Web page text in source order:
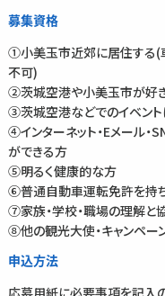
募集資格
①小美玉市近郊に居住する(
不可)
②茨城空港や小美玉市が好
③茨城空港などでのイベン
④インターネット・Eメール
ができる方
⑤明るく健康的な方
⑥普通自動車運転免許を持
⑦家族・学校・職場の理解と
⑧他の観光大使・キャンペー
申込方法
応募用紙に必要事項を記入